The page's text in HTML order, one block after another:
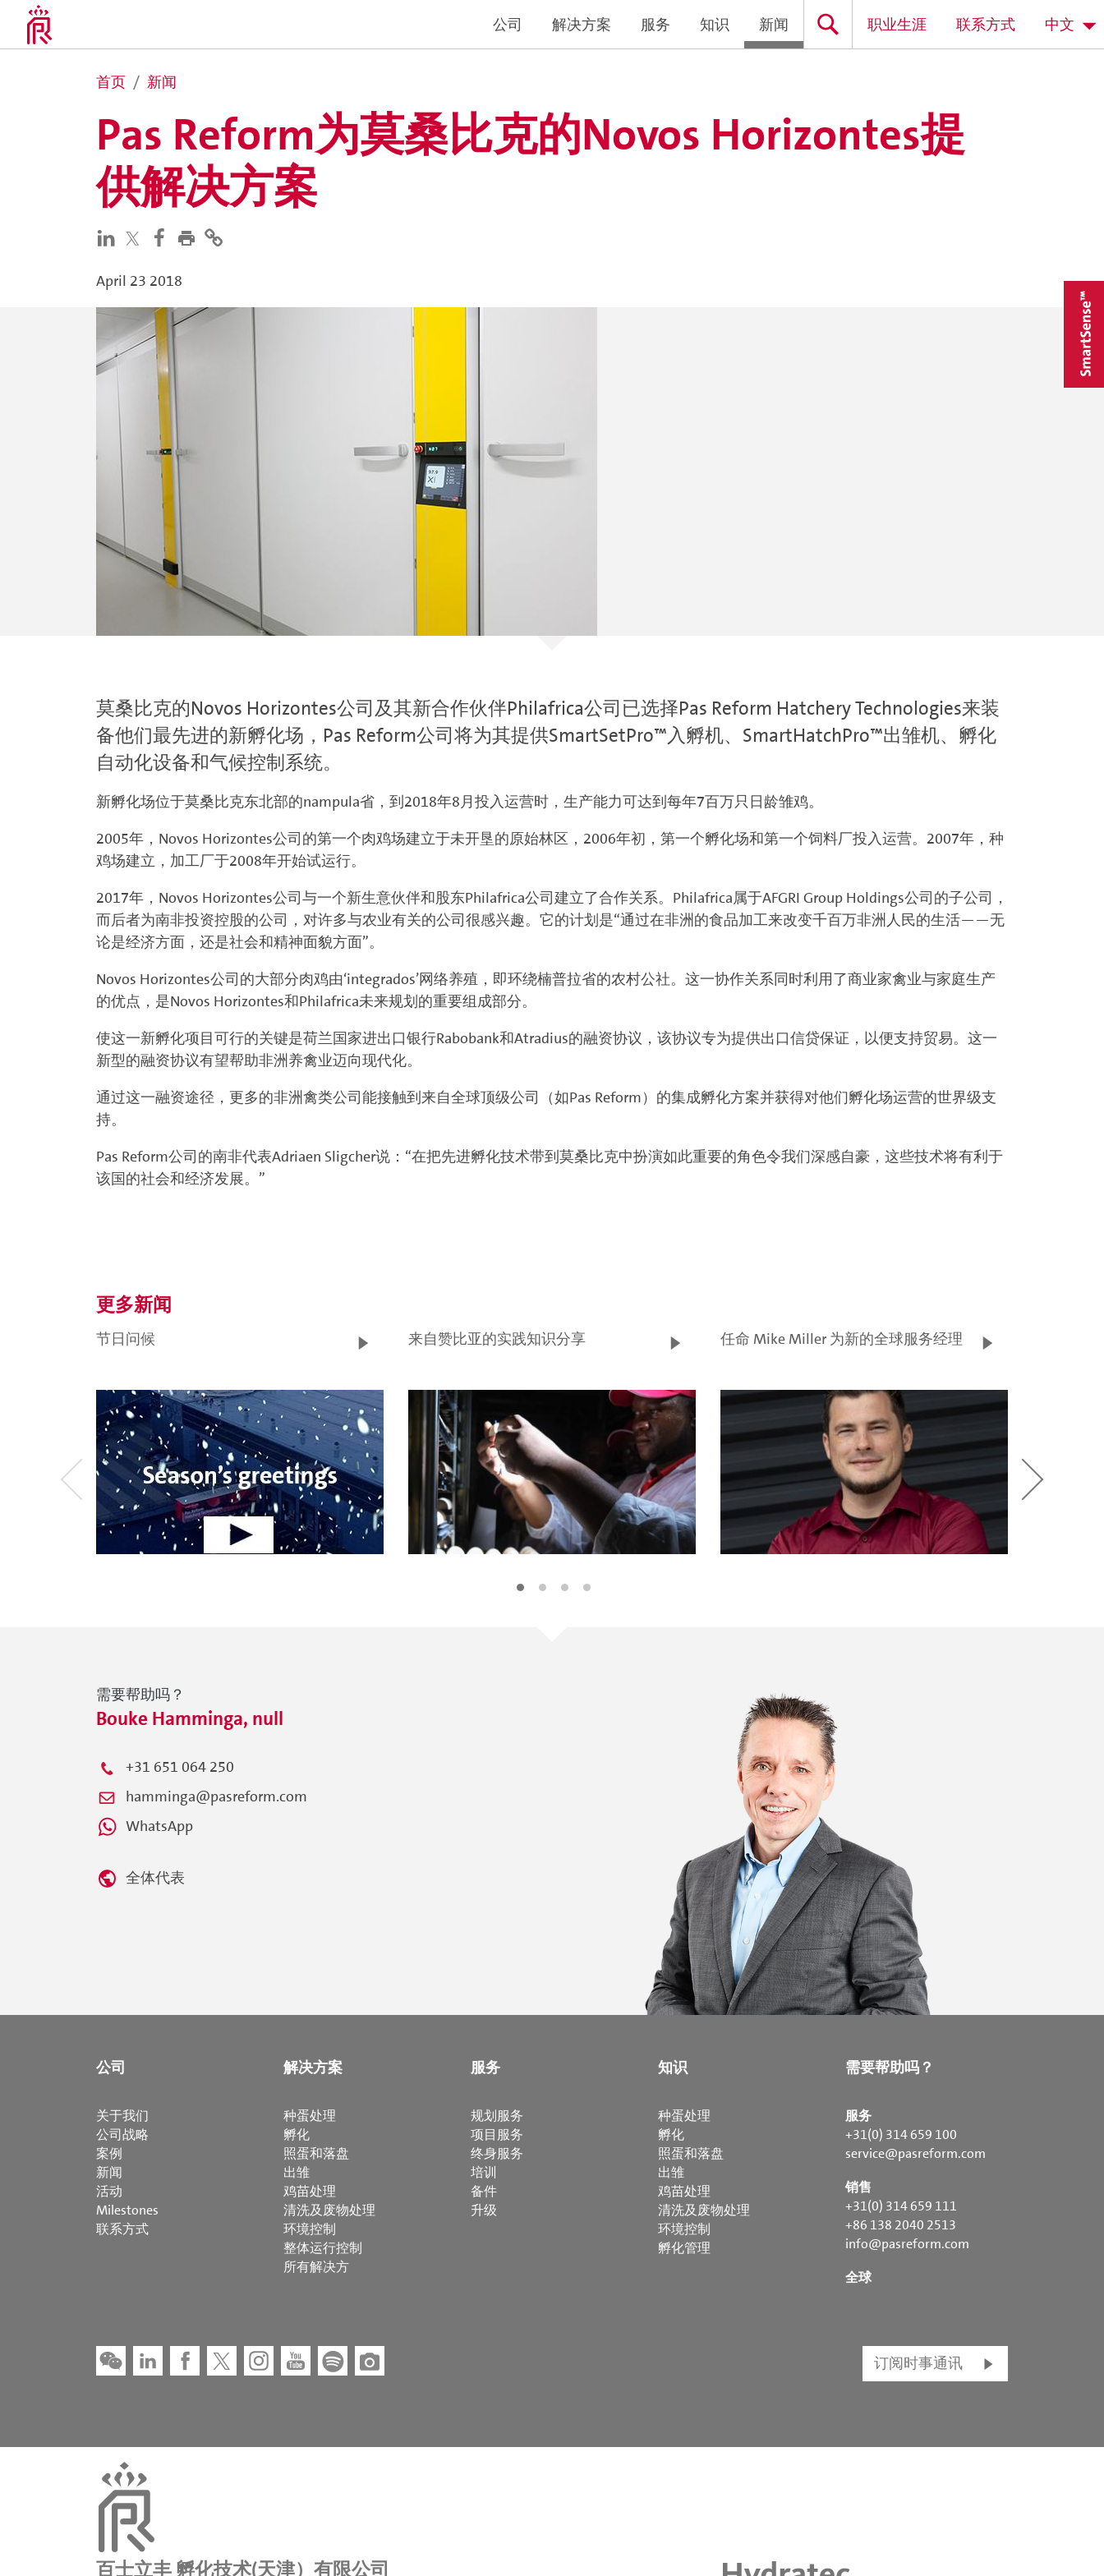
公司 解决方案 服务 知识 新闻 职业生涯 联系方式 中文
首页 新闻
Pas Reform为莫桑比克的Novos Horizontes提
供解决方案
April 23 2018
莫桑比克的Novos Horizontes公司及其新合作伙伴Philafrica公司已选择Pas Reform Hatchery Technologies来装
备他们最先进的新孵化场，Pas Reform公司将为其提供SmartSetPro™入孵机、SmartHatchPro™出雏机、孵化
自动化设备和气候控制系统。
新孵化场位于莫桑比克东北部的nampula省，到2018年8月投入运营时，生产能力可达到每年7百万只日龄雏鸡。
2005年，Novos Horizontes公司的第一个肉鸡场建立于未开垦的原始林区，2006年初，第一个孵化场和第一个饲料厂投入运营。2007年，种
鸡场建立，加工厂于2008年开始试运行。
2017年，Novos Horizontes公司与一个新生意伙伴和股东Philafrica公司建立了合作关系。Philafrica属于AFGRI Group Holdings公司的子公司，
而后者为南非投资控股的公司，对许多与农业有关的公司很感兴趣。它的计划是“通过在非洲的食品加工来改变千百万非洲人民的生活——无
论是经济方面，还是社会和精神面貌方面”。
Novos Horizontes公司的大部分肉鸡由‘integrados’网络养殖，即环绕楠普拉省的农村公社。这一协作关系同时利用了商业家禽业与家庭生产
的优点，是Novos Horizontes和Philafrica未来规划的重要组成部分。
使这一新孵化项目可行的关键是荷兰国家进出口银行Rabobank和Atradius的融资协议，该协议专为提供出口信贷保证，以便支持贸易。这一
新型的融资协议有望帮助非洲养禽业迈向现代化。
通过这一融资途径，更多的非洲禽类公司能接触到来自全球顶级公司（如Pas Reform）的集成孵化方案并获得对他们孵化场运营的世界级支
持。
Pas Reform公司的南非代表Adriaen Sligcher说：“在把先进孵化技术带到莫桑比克中扮演如此重要的角色令我们深感自豪，这些技术将有利于
该国的社会和经济发展。”
更多新闻
节日问候 来自赞比亚的实践知识分享 任命 Mike Miller 为新的全球服务经理
需要帮助吗？
Bouke Hamminga, null
+31 651 064 250
hamminga@pasreform.com
WhatsApp
全体代表
公司
关于我们
公司战略
案例
新闻
活动
Milestones
联系方式
解决方案
种蛋处理
孵化
照蛋和落盘
出雏
鸡苗处理
清洗及废物处理
环境控制
整体运行控制
所有解决方
服务
规划服务
项目服务
终身服务
培训
备件
升级
知识
种蛋处理
孵化
照蛋和落盘
出雏
鸡苗处理
清洗及废物处理
环境控制
孵化管理
需要帮助吗？
服务
+31(0) 314 659 100
service@pasreform.com
销售
+31(0) 314 659 111
+86 138 2040 2513
info@pasreform.com
全球
订阅时事通讯
百士立丰 孵化技术(天津）有限公司